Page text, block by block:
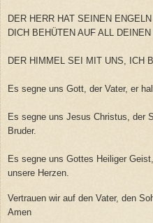
DER HERR HAT SEINEN
DICH BEHÜTEN AUF ALL
DER HIMMEL SEI MIT UNS, ICH
Es segne uns Gott, der Vater, er
Es segne uns Jesus Christus, der
Bruder.
Es segne uns Gottes Heiliger
unsere Herzen.
Vertrauen wir auf den Vater, den
Amen